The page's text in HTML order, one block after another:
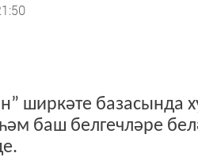
ширкәте базасында
баш белгечләре